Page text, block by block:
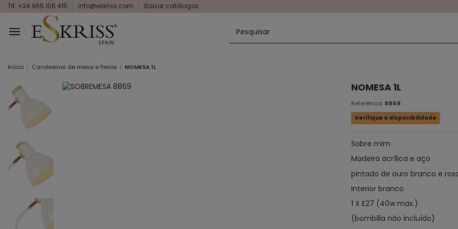
Tlf. +34 965 106 415 info@eskriss.com Baixar catálogos
Início Candeeiros de mesa e flexos NOMESA 1L
NOMESA 1L
Referência 8869
Verifique a disponibilidade
Sobre mim
Madeira acrílica e aço
pintado de ouro branco e
Interior branco
1 X E27 (40w max.)
(bombilla não incluído)